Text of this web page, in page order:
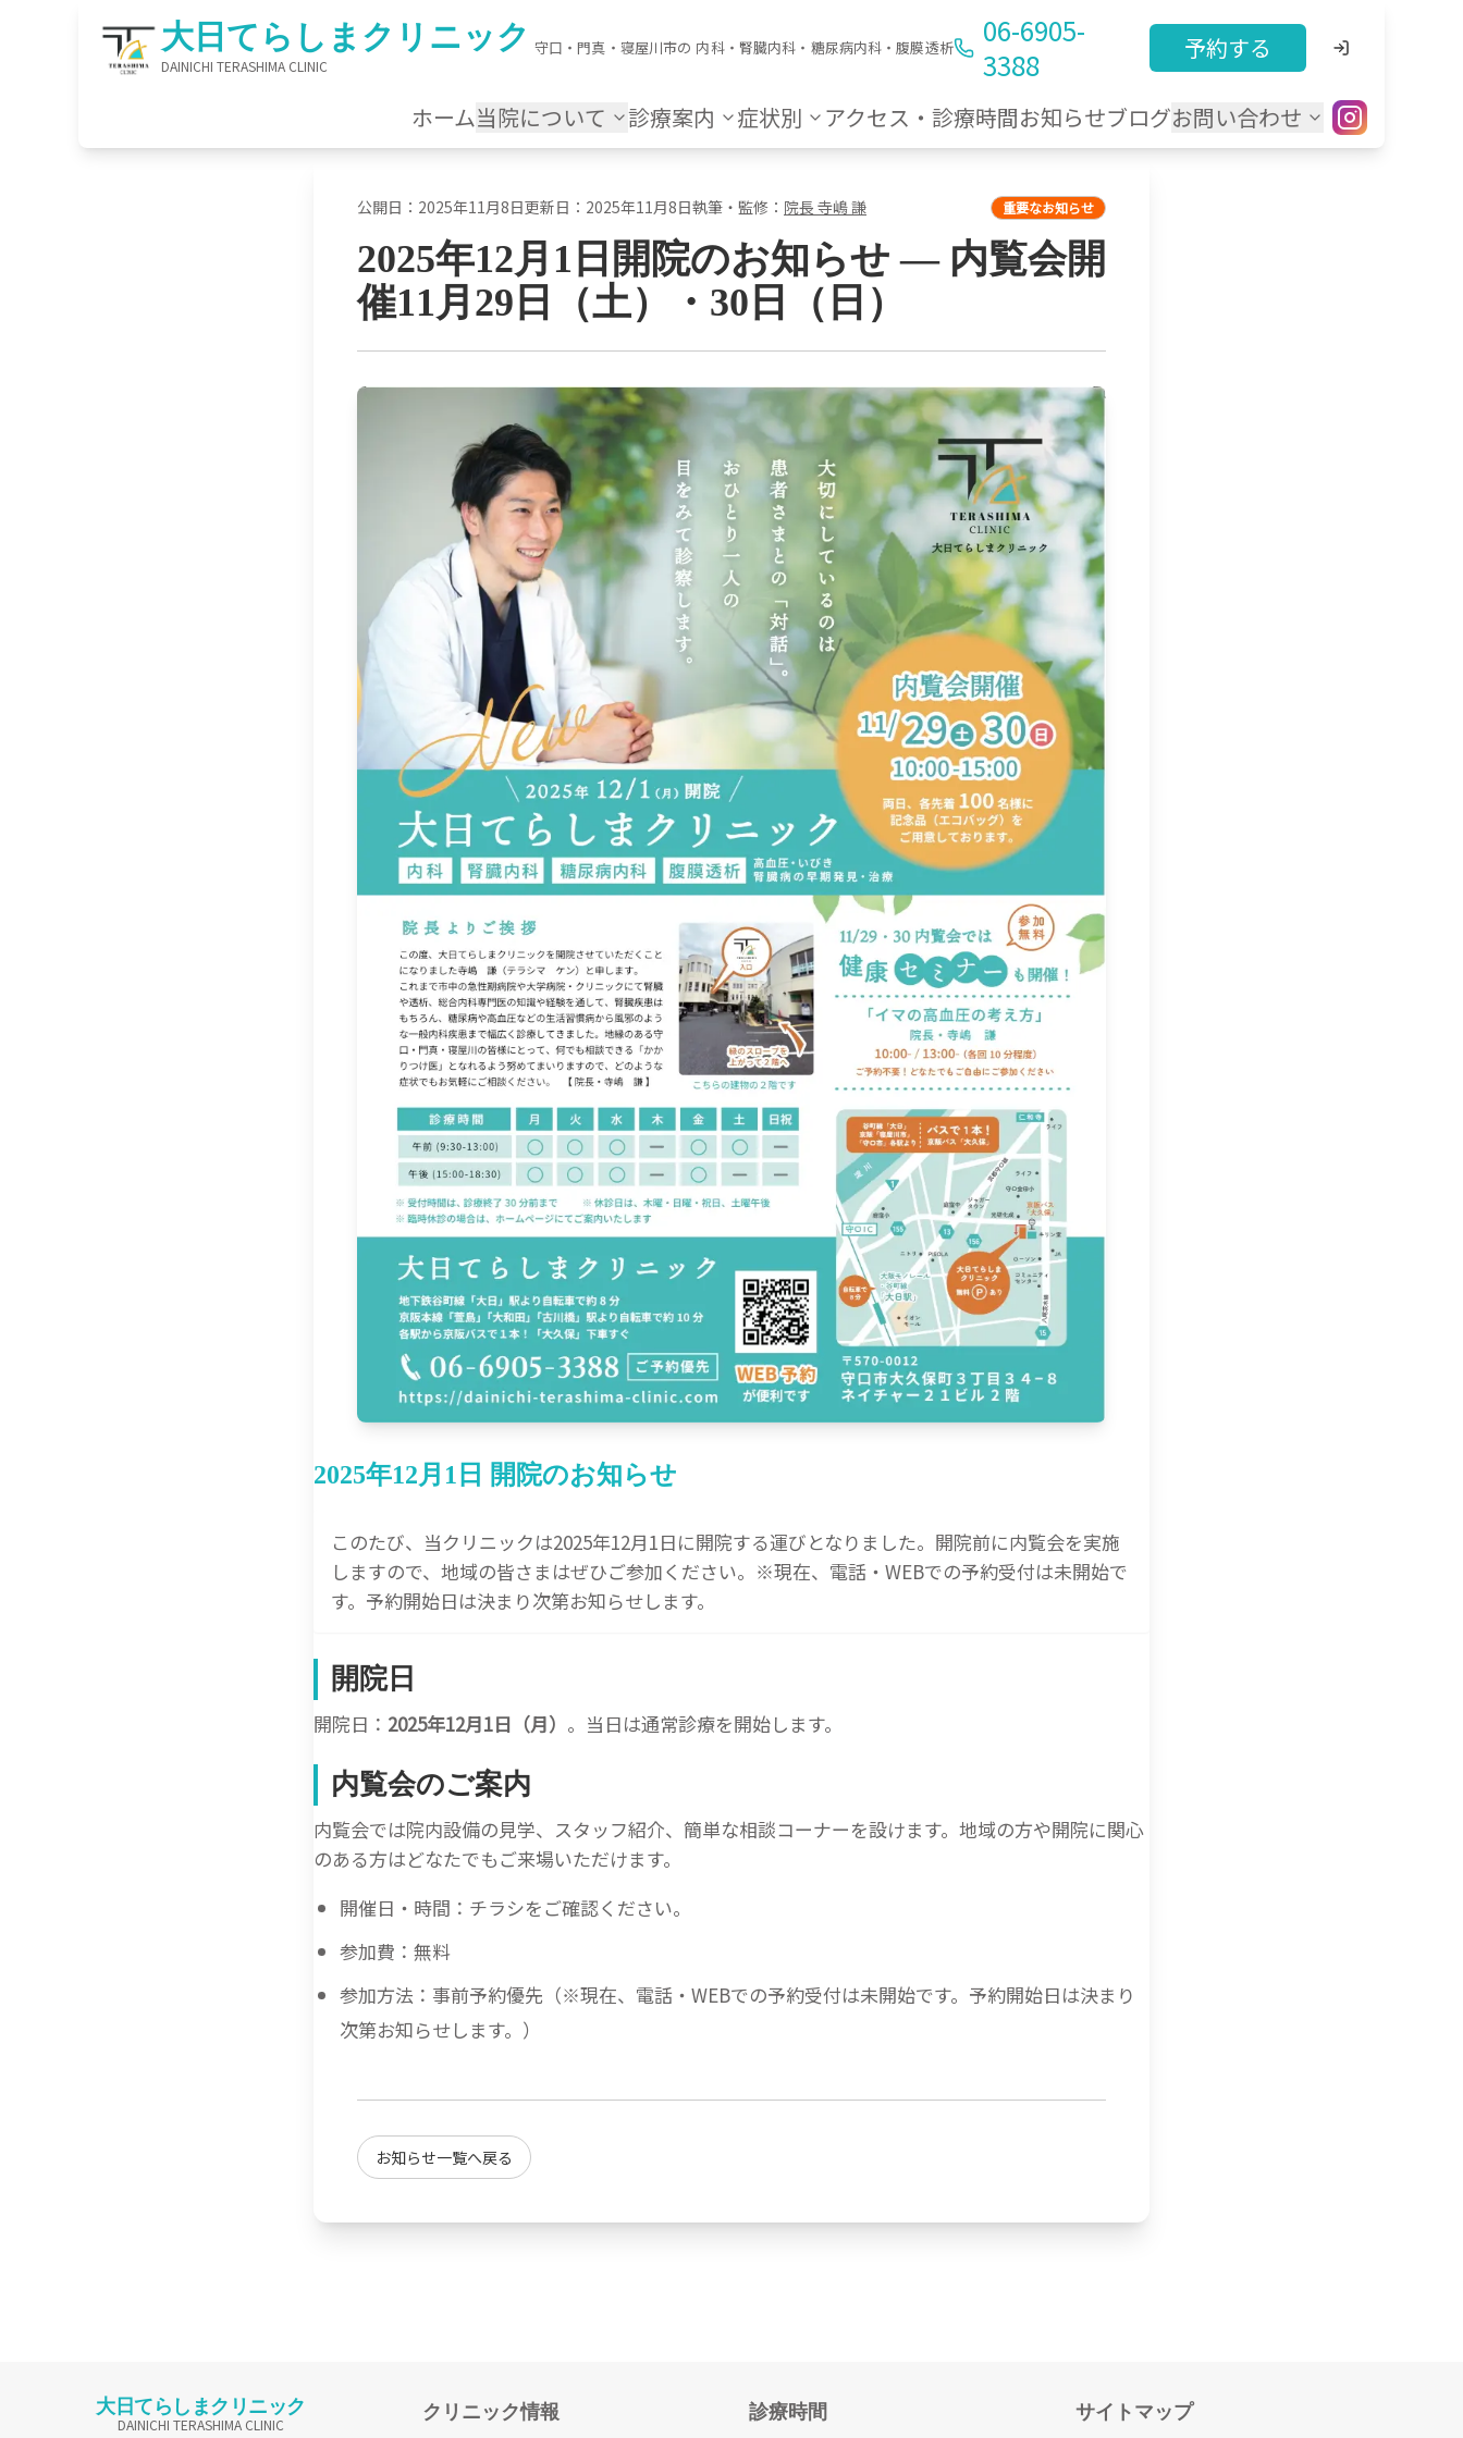
大日てらしまクリニック 守口・門真・寝屋川市の 内科・腎臓内科・糖尿病内科・腹膜透析
06-6905-
3388
予約する
ホーム当院について 診療案内 症状別 アクセス・診療時間お知らせブログお問い合わせ
公開日： 2025年11月8日更新日： 2025年11月8日執筆・監修： 院長 寺嶋 謙 重要なお知らせ
2025年12月1日開院のお知らせ — 内覧会開
催11月29日（土）・30日（日）
2025年12月1日 開院のお知らせ
このたび、当クリニックは2025年12月1日に開院する運びとなりました。開院前に内覧会を実施
しますので、地域の皆さまはぜひご参加ください。※現在、電話・WEBでの予約受付は未開始で
す。予約開始日は決まり次第お知らせします。
開院日
開院日： 2025年12月1日（月） 。当日は通常診療を開始します。
内覧会のご案内
内覧会では院内設備の見学、スタッフ紹介、簡単な相談コーナーを設けます。地域の方や開院に関心
のある方はどなたでもご来場いただけます。
開催日・時間：チラシをご確認ください。
参加費：無料
参加方法：事前予約優先（※現在、電話・WEBでの予約受付は未開始です。予約開始日は決まり
次第お知らせします。）
お知らせ一覧へ戻る
大日てらしまクリニック
クリニック情報
診療時間
サイトマップ